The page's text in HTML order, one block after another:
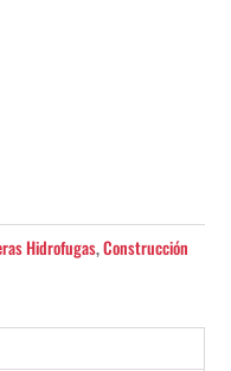
Hidrofugas,Construcción